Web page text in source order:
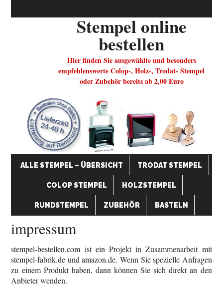
Stempel online
bestellen
Hier finden Sie ausgewählte und besonders
empfehlenswerte Colop-, Holz-, Trodat- Stempel
oder Zubehör bereits ab 2,00 Euro
ALLE STEMPEL – ÜBERSICHT TRODAT STEMPEL
COLOP STEMPEL HOLZSTEMPEL
RUNDSTEMPEL ZUBEHÖR BASTELN
impressum
stempel-bestellen.com ist ein Projekt in Zusammenarbeit mit
stempel-fabrik.de und amazon.de. Wenn Sie spezielle Anfragen
zu einem Produkt haben, dann können Sie sich direkt an den
Anbieter wenden.